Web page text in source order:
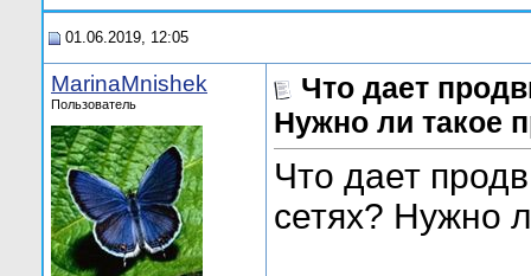
01.06.2019, 12:05
MarinaMnishek
Пользователь
Что дает
Нужно ли такое
Что дает
сетях? Нужно